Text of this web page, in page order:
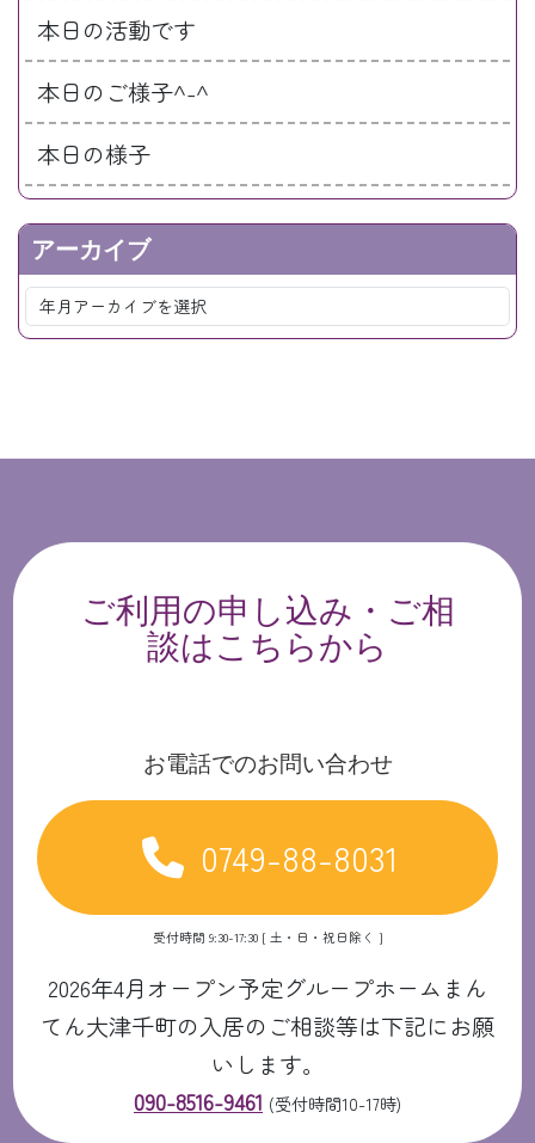
本日の活動です
本日のご様子^-^
本日の様子
アーカイブ
ご利用の申し込み・ご相
談はこちらから
お電話でのお問い合わせ
0749-88-8031
受付時間 9:30-17:30 [ 土・日・祝日除く ]
2026年4月オープン予定グループホームまん
てん大津千町の入居のご相談等は下記にお願
いします。
090-8516-9461 (受付時間10-17時)